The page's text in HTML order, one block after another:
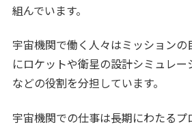
組んでいます。
宇宙機関で働く人々はミッションの
にロケットや衛星の設計シミュレ
などの役割を分担しています。
宇宙機関での仕事は長期にわたる